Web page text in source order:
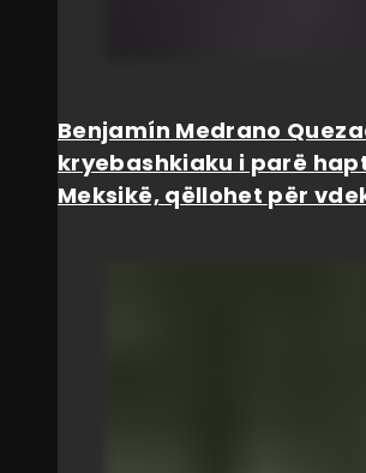
Benjamín Medrano
kryebashkiaku i parë
Meksikë, qëllohet për